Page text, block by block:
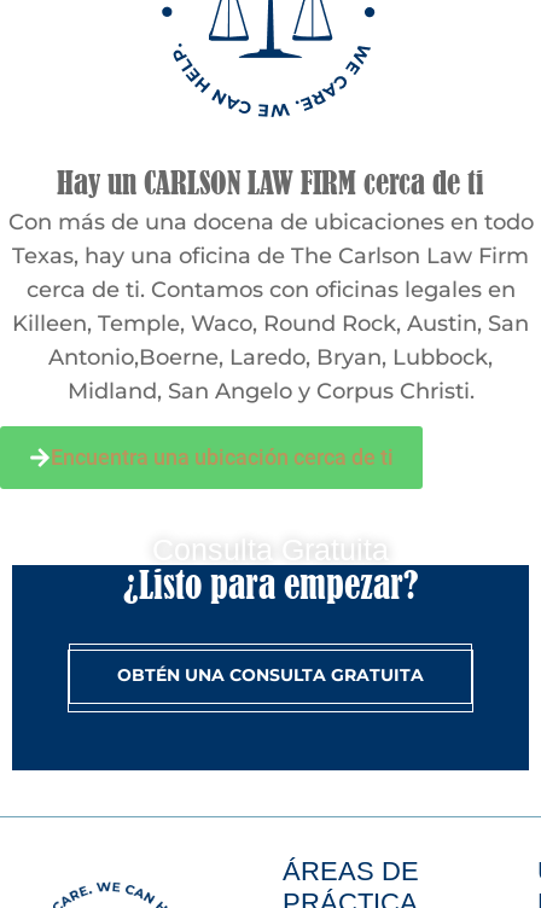
Hay un CARLSON LAW FIRM cerca de ti
Con más de una docena de ubicaciones en todo
Texas, hay una oficina de The Carlson Law Firm
cerca de ti. Contamos con oficinas legales en
Killeen, Temple, Waco, Round Rock, Austin, San
Antonio,Boerne, Laredo, Bryan, Lubbock,
Midland, San Angelo y Corpus Christi.
Encuentra una ubicación cerca de ti
Consulta Gratuita
¿Listo para empezar?
OBTÉN UNA CONSULTA GRATUITA
ÁREAS DE